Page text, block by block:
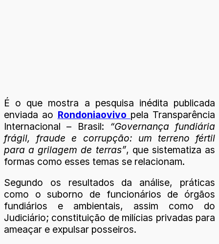
É o que mostra a pesquisa inédita publicada
enviada ao Rondoniaovivo pela Transparência
Internacional – Brasil: “Governança fundiária
frágil, fraude e corrupção: um terreno fértil
para a grilagem de terras”, que sistematiza as
formas como esses temas se relacionam.
Segundo os resultados da análise, práticas
como o suborno de funcionários de órgãos
fundiários e ambientais, assim como do
Judiciário; constituição de milícias privadas para
ameaçar e expulsar posseiros.